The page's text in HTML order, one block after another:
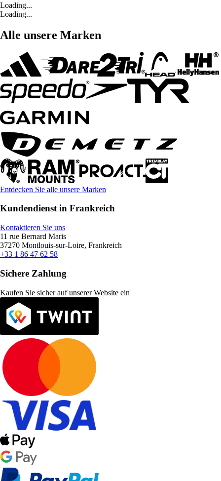
Loading...
Loading...
Alle unsere Marken
Entdecken Sie alle unsere Marken
Kundendienst in Frankreich
Kontaktieren Sie uns
11 rue Bernard Maris
37270 Montlouis-sur-Loire, Frankreich
+33 1 86 47 62 58
Sichere Zahlung
Kaufen Sie sicher auf unserer Website ein